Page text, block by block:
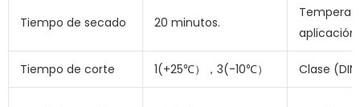
Tiempo de secado 20 minutos.
aplicación
Tiempo de corte 1(+25℃），3(-10℃） Clase